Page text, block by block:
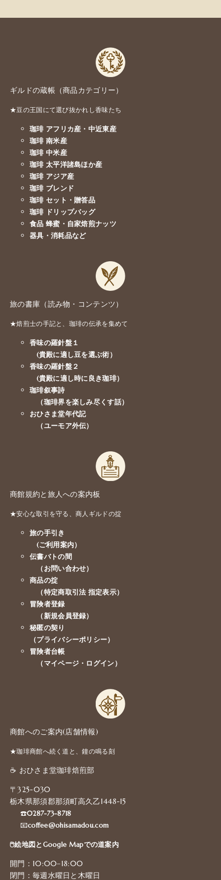
ギルドの蔵帳（商品カテゴリー）
★豆の王国にて選び抜かれし香味たち
珈琲 アフリカ産・中近東産
珈琲 南米産
珈琲 中米産
珈琲 太平洋諸島ほか産
珈琲 アジア産
珈琲 ブレンド
珈琲 セット・贈答品
珈琲 ドリップバッグ
食品 蜂蜜・自家焙煎ナッツ
器具・消耗品など
旅の書庫（読み物・コンテンツ）
★焙煎士の手記と、珈琲の伝承を集めて
香味の羅針盤１
(貴殿に適し豆を選ぶ術）
香味の羅針盤２
(貴殿に適し時に良き珈琲）
珈琲叙事詩
（珈琲界を楽しみ尽くす話）
おひさま堂年代記
（ユーモア外伝）
商館規約と旅人への案内板
★安心な取引を守る、商人ギルドの掟
旅の手引き
(ご利用案内）
伝書バトの間
（お問い合わせ）
商品の掟
（特定商取引法 指定表示）
冒険者登録
（新規会員登録）
秘匿の契り
（プライバシーポリシー）
冒険者台帳
（マイページ・ログイン）
商館へのご案内(店舗情報)
★珈琲商館へ続く道と、鐘の鳴る刻
☕️ おひさま堂珈琲焙煎部
〒325-030
栃木県那須郡那須町高久乙1448-15
☎️0287-73-8718
📧coffee@ohisamadou.com
🖱️絵地図とGoogle Mapでの道案内
開門：10:00–18:00
閉門：毎週水曜日と木曜日